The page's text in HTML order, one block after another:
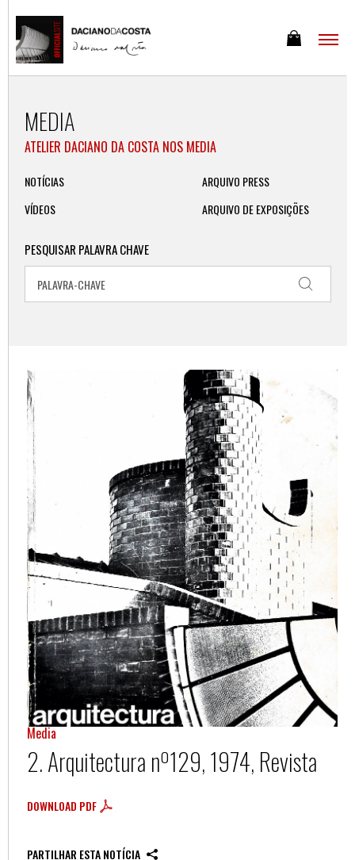
MEDIA
ATELIER DACIANO DA COSTA NOS MEDIA
NOTÍCIAS
VÍDEOS
ARQUIVO PRESS
ARQUIVO DE EXPOSIÇÕES
PESQUISAR PALAVRA CHAVE
Media
2. Arquitectura nº129, 1974, Revista
DOWNLOAD PDF
PARTILHAR ESTA NOTÍCIA